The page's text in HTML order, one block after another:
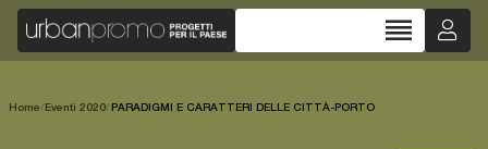
reorder
Home/Eventi 2020/ PARADIGMI E CARATTERI DELLE CITTÀ-PORTO